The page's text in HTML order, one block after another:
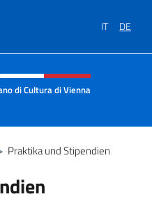
IT DE
und Menü
di Cultura di Vienna
Praktika und Stipendien